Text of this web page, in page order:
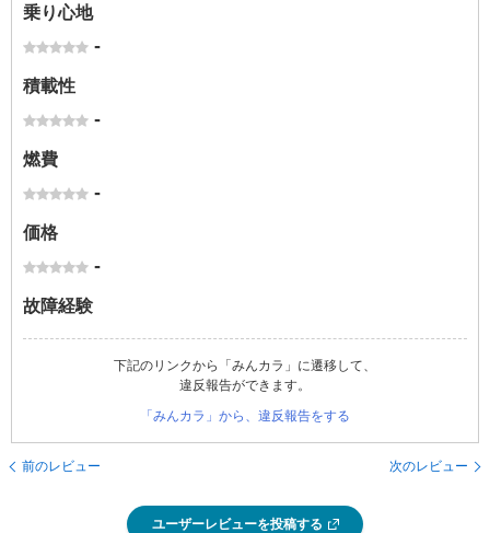
乗り心地
-
積載性
-
燃費
-
価格
-
故障経験
下記のリンクから「みんカラ」に遷移して、
違反報告ができます。
「みんカラ」から、違反報告をする
前のレビュー 次のレビュー
ユーザーレビューを投稿する